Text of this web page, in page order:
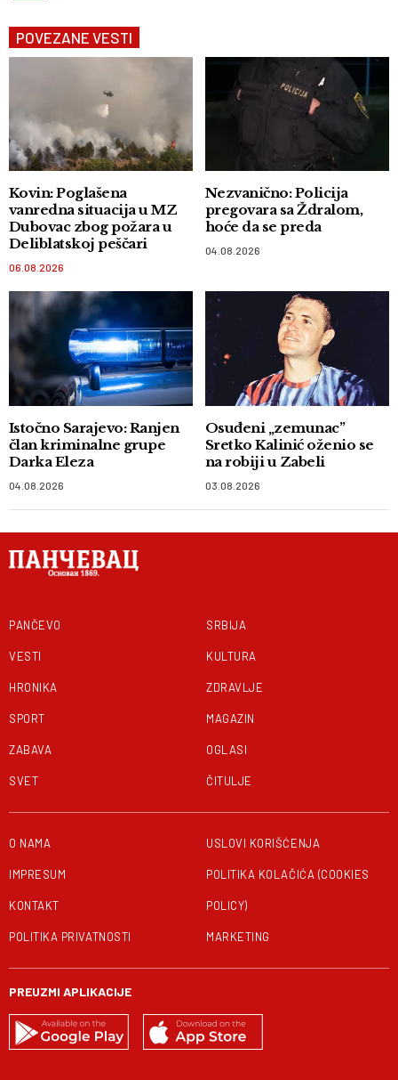
POVEZANE VESTI
Kovin: Poglašena
vanredna situacija u MZ
Dubovac zbog požara u
Deliblatskoj peščari
06.08.2026
Nezvanično: Policija
pregovara sa Ždralom,
hoće da se preda
04.08.2026
Istočno Sarajevo: Ranjen
član kriminalne grupe
Darka Eleza
04.08.2026
Osuđeni „zemunac”
Sretko Kalinić oženio se
na robiji u Zabeli
03.08.2026
PANČEVO
VESTI
HRONIKA
SPORT
ZABAVA
SVET
SRBIJA
KULTURA
ZDRAVLJE
MAGAZIN
OGLASI
ČITULJE
O NAMA
IMPRESUM
KONTAKT
POLITIKA PRIVATNOSTI
USLOVI KORIŠĆENJA
POLITIKA KOLAČIĆA (COOKIES
POLICY)
MARKETING
PREUZMI APLIKACIJE